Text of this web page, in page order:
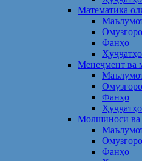
Математика
Фанҳо
Ҳуҷҷатҳо
Менеҷмент ва
Фанҳо
Ҳуҷҷатҳо
Молшиносӣ ва
Фанҳо